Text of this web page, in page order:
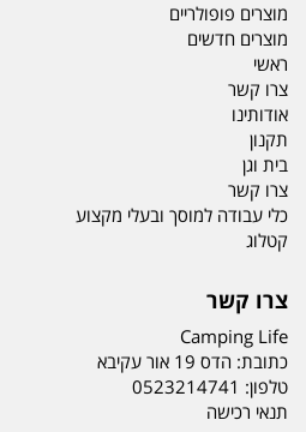
מוצרים פופולריים
מוצרים חדשים
ראשי
צרו קשר
אודותינו
תקנון
בית וגן
צרו קשר
כלי עבודה למוסך ובעלי מקצוע
קטלוג
צרו קשר
Camping Life
כתובת: הדס 19 אור עקיבא
טלפון: 0523214741
תנאי רכישה